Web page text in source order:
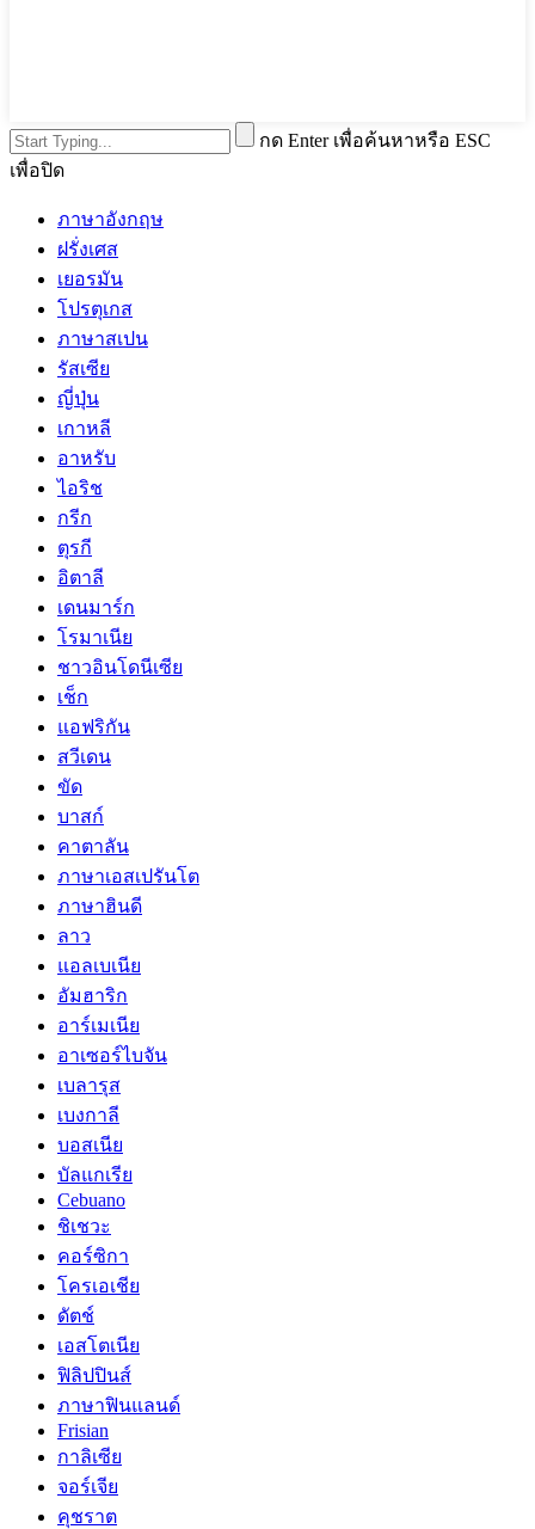
กด Enter เพื่อค้นหาหรือ ESC
เพื่อปิด
ภาษาอังกฤษ
ฝรั่งเศส
เยอรมัน
โปรตุเกส
ภาษาสเปน
รัสเซีย
ญี่ปุ่น
เกาหลี
อาหรับ
ไอริช
กรีก
ตุรกี
อิตาลี
เดนมาร์ก
โรมาเนีย
ชาวอินโดนีเซีย
เช็ก
แอฟริกัน
สวีเดน
ขัด
บาสก์
คาตาลัน
ภาษาเอสเปรันโต
ภาษาฮินดี
ลาว
แอลเบเนีย
อัมฮาริก
อาร์เมเนีย
อาเซอร์ไบจัน
เบลารุส
เบงกาลี
บอสเนีย
บัลแกเรีย
Cebuano
ชิเชวะ
คอร์ซิกา
โครเอเชีย
ดัตช์
เอสโตเนีย
ฟิลิปปินส์
ภาษาฟินแลนด์
Frisian
กาลิเซีย
จอร์เจีย
คุชราต